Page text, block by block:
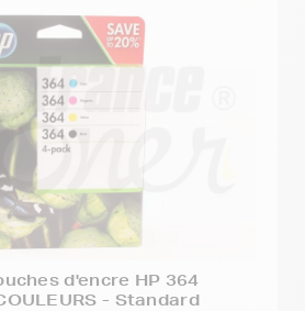
d'encre HP 364
- Standard